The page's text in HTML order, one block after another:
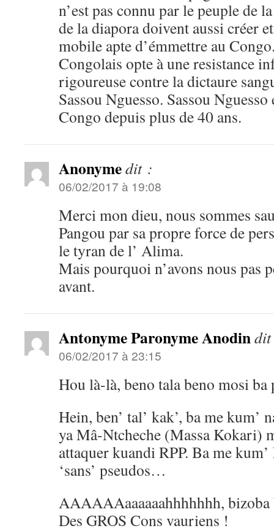
n’est pas connu par le peuple de
de la diapora doivent aussi créer
mobile apte d’émmettre au
Congolais opte à une resistance
rigoureuse contre la dictaure
Sassou Nguesso. Sassou
Congo depuis plus de 40 ans.
Anonymedit :
06/02/2017 à 19:08
Merci mon dieu, nous sommes
Pangou par sa propre force de
le tyran de l’ Alima.
Mais pourquoi n’avons nous pas
avant.
Antonyme Paronyme Anodin
06/02/2017 à 23:15
Hou là-là, beno tala beno mosi
Hein, ben’ tal’ kak’, ba me kum’
ya Mâ-Ntcheche (Massa Kokari)
attaquer kuandi RPP. Ba me
‘sans’ pseudos…
AAAAAAaaaaaahhhhhhh, bizoba
Des GROS Cons vauriens !